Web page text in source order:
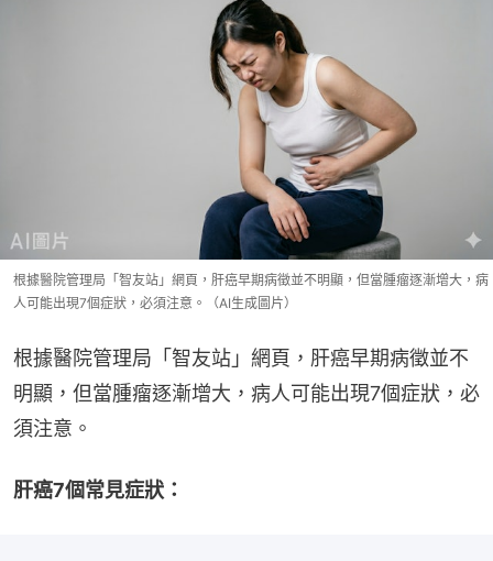
根據醫院管理局「智友站」網頁，肝癌早期病徵並不明顯，但當腫瘤逐漸增大，病
人可能出現7個症狀，必須注意。（AI生成圖片）
根據醫院管理局「智友站」網頁，肝癌早期病徵並不
明顯，但當腫瘤逐漸增大，病人可能出現7個症狀，必
須注意。
肝癌7個常見症狀：